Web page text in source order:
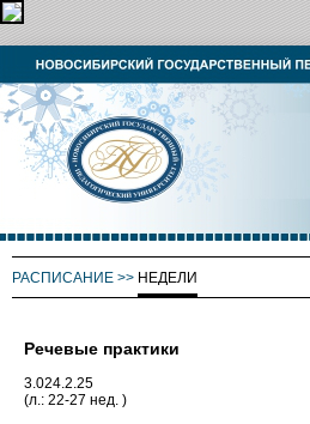
РАСПИСАНИЕ >> НЕДЕЛИ
Речевые практики
3.024.2.25
(л.: 22-27 нед. )